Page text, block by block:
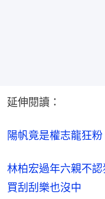
延伸閱讀：
陽帆竟是權志龍狂
林柏宏過年六親不
買刮刮樂也沒中